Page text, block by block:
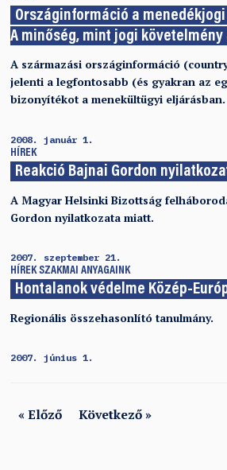
Országinformáció a
A minőség, mint jogi követelmény
A származási országinformáció
jelenti a legfontosabb (és gyakran az
bizonyítékot a menekültügyi eljárásban.
2008. január 1.
HÍREK
Reakció Bajnai Gordon
A Magyar Helsinki Bizottság
Gordon nyilatkozata miatt.
2007. szeptember 21.
HÍREK SZAKMAI ANYAGAINK
Hontalanok védelme Közép-
Regionális összehasonlító tanulmány.
2007. június 1.
« Előző Következő »